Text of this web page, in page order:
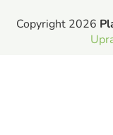
Copyright 2026